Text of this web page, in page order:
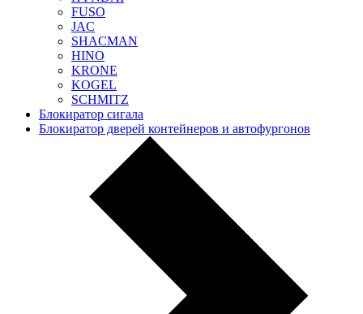
FUSO
JAC
SHACMAN
HINO
KRONE
KOGEL
SCHMITZ
Блокиратор сигала
Блокиратор дверей контейнеров и автофургонов